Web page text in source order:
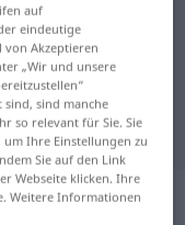
für
auf
eindeutige
von Akzeptieren
„Wir und unsere
sind manche
so relevant für Sie. Sie
Ihre Einstellungen zu
Sie auf den Link
Webseite klicken. Ihre
Weitere Informationen